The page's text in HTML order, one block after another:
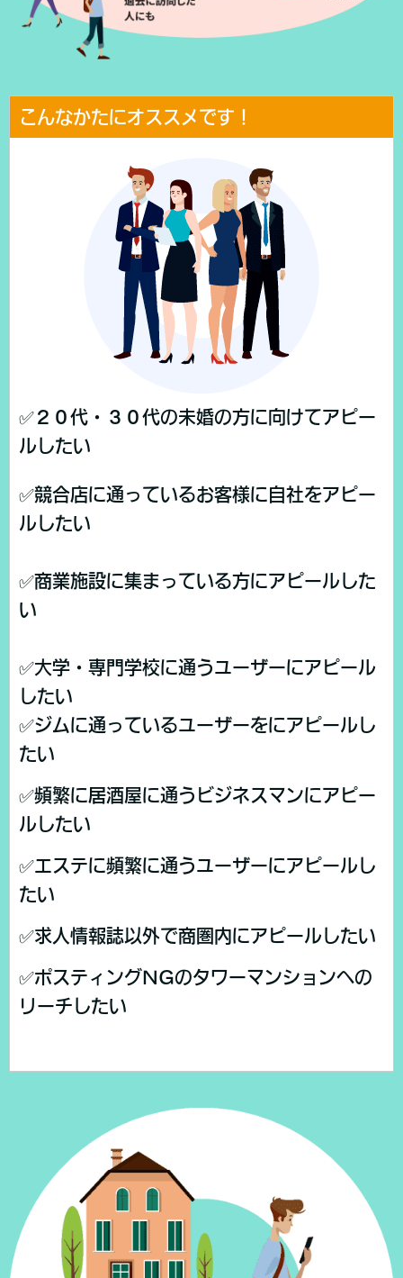
こんなかたにオススメです！
✅２０代・３０代の未婚の方に向けてアピー
ルしたい
✅競合店に通っているお客様に自社をアピー
ルしたい
✅商業施設に集まっている方にアピールした
い
✅大学・専門学校に通うユーザーにアピール
したい
✅ジムに通っているユーザーをにアピールし
たい
✅頻繁に居酒屋に通うビジネスマンにアピー
ルしたい
✅エステに頻繁に通うユーザーにアピールし
たい
✅求人情報誌以外で商圏内にアピールしたい
✅ポスティングNGのタワーマンションへの
リーチしたい